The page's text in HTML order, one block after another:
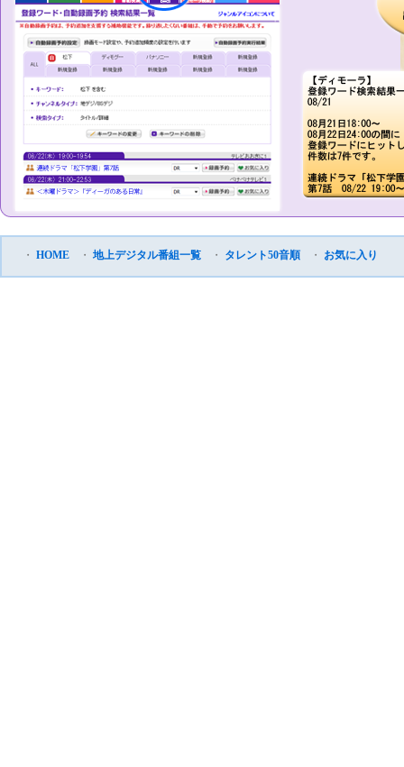
・ HOME ・ 地上デジタル番組一覧 ・ タレント50音順 ・ お気に入り